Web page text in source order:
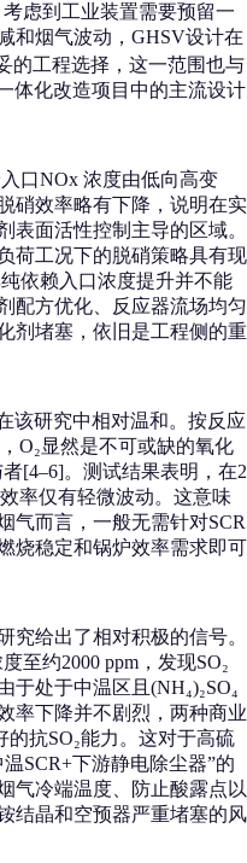
考虑到工业装置需要预留一
和烟气波动，GHSV设计在
的工程选择，这一范围也与
体化改造项目中的主流设计
口NOx 浓度由低向高变
硝效率略有下降，说明在实
表面活性控制主导的区域。
荷工况下的脱硝策略具有现
依赖入口浓度提升并不能
配方优化、反应器流场均匀
剂堵塞，依旧是工程侧的重
该研究中相对温和。按反应
O₂显然是不可或缺的氧化
[4–6]。测试结果表明，在2
率仅有轻微波动。这意味
气而言，一般无需针对SCR
烧稳定和锅炉效率需求即可
究给出了相对积极的信号。
至约2000 ppm，发现SO₂
处于中温区且(NH₄)₂SO₄
率下降并不剧烈，两种商业
的抗SO₂能力。这对于高硫
SCR+下游静电除尘器”的
气冷端温度、防止酸露点以
结晶和空预器严重堵塞的风